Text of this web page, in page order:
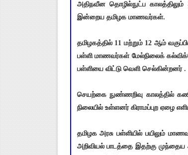
அதிநவீன தொழில்நுட்ப காலத்திலும்
இன்றைய தமிழக மாணவர்கள்.
தமிழகத்தில் 11 மற்றும் 12 ஆம்
பள்ளி மாணவர்கள் மேல்நிலைக்
பள்ளியை விட்டு வெளி செல்கின்றனர் .
செயற்கை நுண்ணறிவு காலத்தில்
நிலையில் உள்ளனர் கிராமப்புற ஏழை
தமிழக அரசு பள்ளியில் பயிலும்
அறிவியல் பாடத்தை இதற்கு முந்தைய